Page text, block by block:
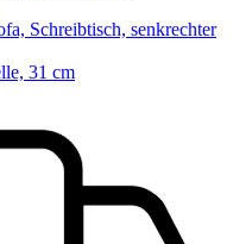
Schreibtisch, senkrechter
31 cm